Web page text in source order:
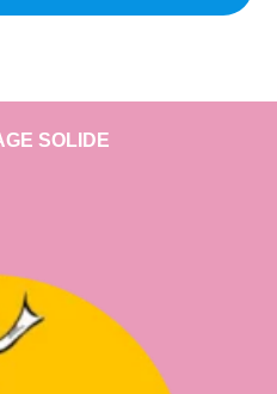
SOLIDE